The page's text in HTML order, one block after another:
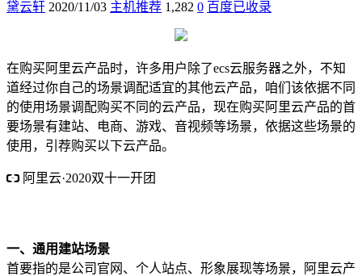
黛云轩 2020/11/03 主机推荐 1,282 0 百度已收录
在购买阿里云产品时，许多用户除了ecs云服务器之外，不知
道经过你自己的场景调配适宜的其他云产品，咱们该依据不同
的使用场景调配购买不同的云产品，现在购买阿里云产品的首
要场景有建站、电商、游戏、音视频等场景，依据这些场景的
使用，引荐购买以下云产品。
阿里云·2020双十一开团
一、通用建站场景
首要指的是公司官网、个人站点、形象展现等场景，阿里云产